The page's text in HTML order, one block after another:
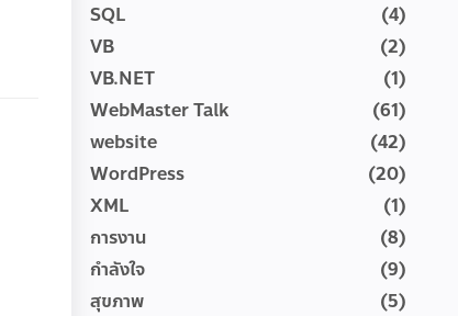
SQL
(4)
VB
(2)
VB.NET
(1)
WebMaster Talk
(61)
website
(42)
WordPress
(20)
XML
(1)
การงาน
(8)
กำลังใจ
(9)
สุขภาพ
(5)